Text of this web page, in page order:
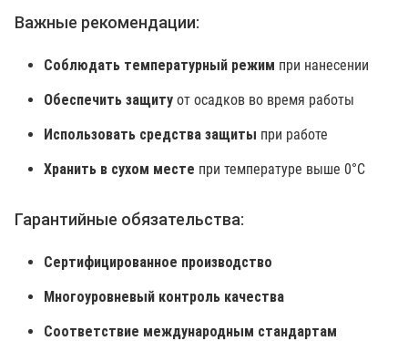
Важные рекомендации:
Соблюдать температурный режим при нанесении
Обеспечить защиту от осадков во время работы
Использовать средства защиты при работе
Хранить в сухом месте при температуре выше 0°C
Гарантийные обязательства:
Сертифицированное производство
Многоуровневый контроль качества
Соответствие международным стандартам